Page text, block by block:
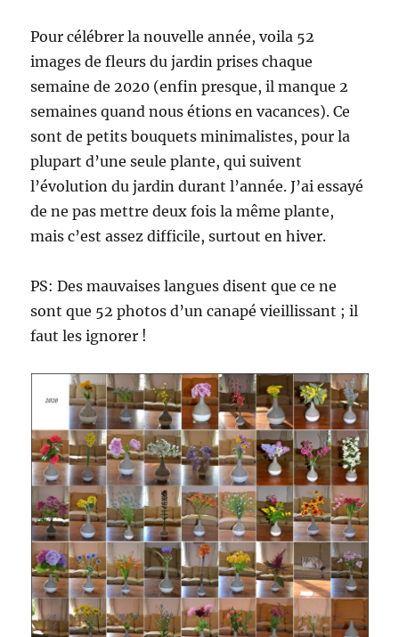
Pour célébrer la nouvelle année, voila 52
images de fleurs du jardin prises chaque
semaine de 2020 (enfin presque, il manque 2
semaines quand nous étions en vacances). Ce
sont de petits bouquets minimalistes, pour la
plupart d’une seule plante, qui suivent
l’évolution du jardin durant l’année. J’ai essayé
de ne pas mettre deux fois la même plante,
mais c’est assez difficile, surtout en hiver.
PS: Des mauvaises langues disent que ce ne
sont que 52 photos d’un canapé vieillissant ; il
faut les ignorer !